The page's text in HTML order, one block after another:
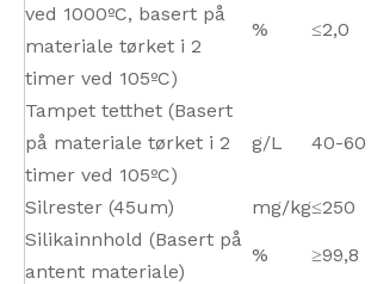
ved 1000ºC, basert på
materiale tørket i 2
timer ved 105ºC)
% ≤2,0
Tampet tetthet (Basert
på materiale tørket i 2
timer ved 105ºC)
g/L 40-60
Silrester (45um) mg/kg≤250
Silikainnhold (Basert på
antent materiale)
% ≥99,8